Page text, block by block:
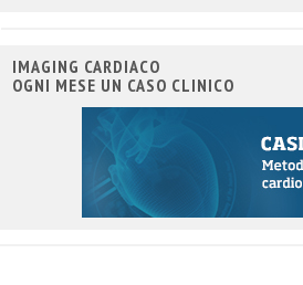
IMAGING CARDIACO
OGNI MESE UN CASO CLINICO